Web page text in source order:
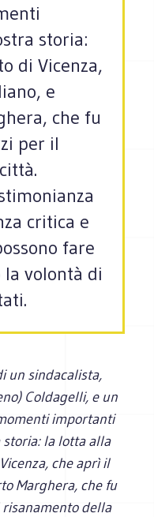
storia:
di Vicenza,
e
che fu
per il
critica e
fare
volontà di
un sindacalista,
Coldagelli, e un
importanti
la lotta alla
che aprì il
Marghera, che fu
della